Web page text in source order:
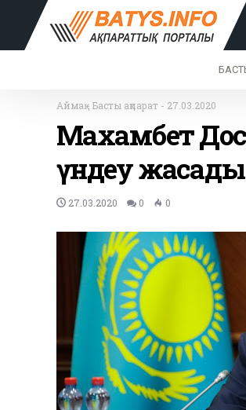
Аймақ- Басты ақпарат - 27.03.2020
Махамбет
үндеу жасады
27.03.2020 0 0